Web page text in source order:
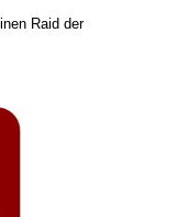
Raid der